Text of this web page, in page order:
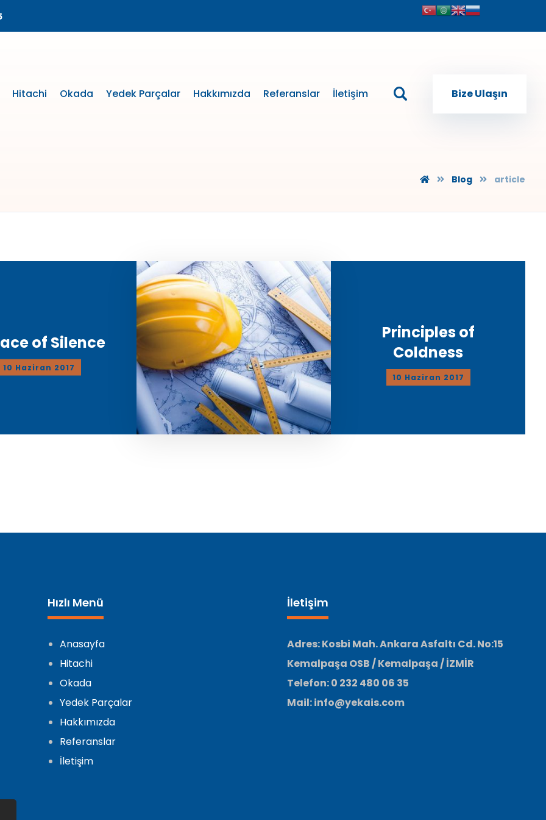
Bize Ulaşın
Hitachi Okada Yedek Parçalar Hakkımızda Referanslar İletişim
Blog article
of Silence
10 Haziran 2017
Principles of
Coldness
10 Haziran 2017
Hızlı Menü
Anasayfa
Hitachi
Okada
Yedek Parçalar
Hakkımızda
Referanslar
İletişim
İletişim
Adres: Kosbi Mah. Ankara Asfaltı Cd. No:15
Kemalpaşa OSB / Kemalpaşa / İZMİR
Telefon: 0 232 480 06 35
Mail: info@yekais.com